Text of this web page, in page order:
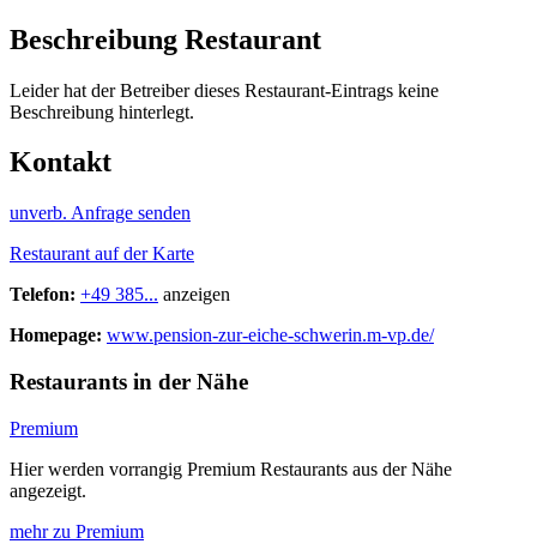
Beschreibung Restaurant
Leider hat der Betreiber dieses Restaurant-Eintrags keine
Beschreibung hinterlegt.
Kontakt
unverb. Anfrage senden
Restaurant auf der Karte
Telefon: +49 385... anzeigen
Homepage: www.pension-zur-eiche-schwerin.m-vp.de/
Restaurants in der Nähe
Premium
Hier werden vorrangig Premium Restaurants aus der Nähe
angezeigt.
mehr zu Premium